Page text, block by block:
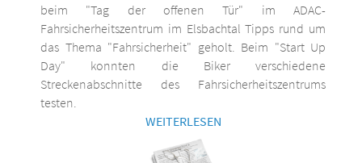
beim "Tag der offenen Tür" im ADAC-
Fahrsicherheitszentrum im Elsbachtal Tipps rund um
das Thema "Fahrsicherheit" geholt. Beim "Start Up
Day" konnten die Biker verschiedene
Streckenabschnitte des Fahrsicherheitszentrums
testen.
WEITERLESEN